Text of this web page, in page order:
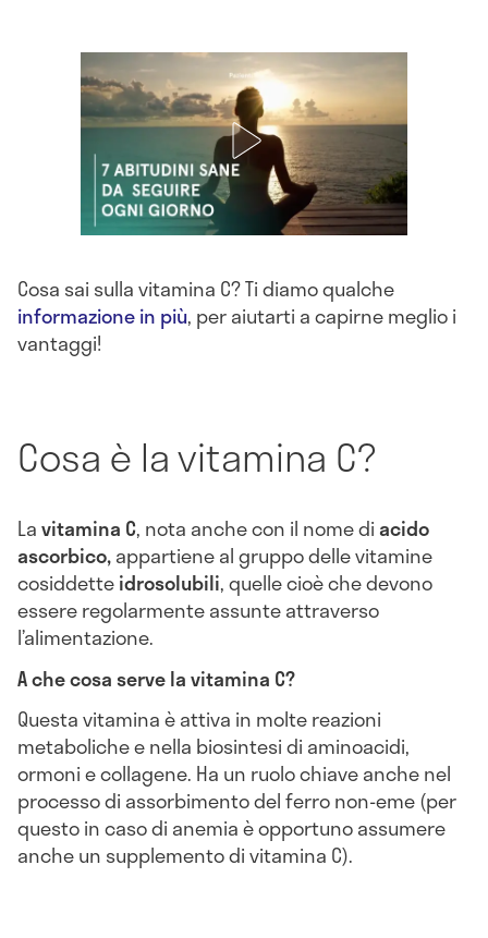
Cosa sai sulla vitamina C? Ti diamo qualche
informazione in più, per aiutarti a capirne meglio i
vantaggi!
Cosa è la vitamina C?
Lavitamina C, nota anche con il nome diacido
ascorbico,appartiene al gruppo delle vitamine
cosiddetteidrosolubili, quelle cioè che devono
essere regolarmente assunte attraverso
l’alimentazione.
A che cosa serve la vitamina C?
Questa vitamina è attiva in molte reazioni
metaboliche e nella biosintesi di aminoacidi,
ormoni e collagene. Ha un ruolo chiave anche nel
processo di assorbimento del ferro non-eme (per
questo in caso di anemia è opportuno assumere
anche un supplemento di vitamina C).